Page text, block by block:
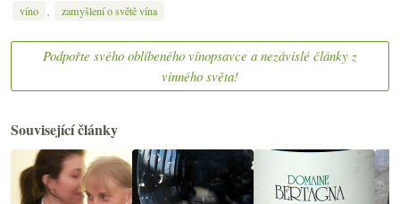
víno , zamyšlení o světě vína
Podpořte svého oblíbeného vínopsavce a nezávislé články z
vinného světa!
Související články